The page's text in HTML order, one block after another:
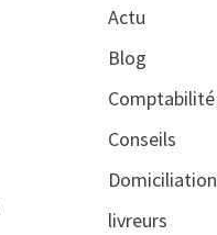
Actu
Blog
Comptabilité
Conseils
Domiciliation
livreurs